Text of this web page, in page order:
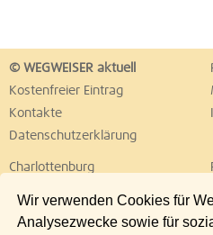
Wir verwenden Cookies für
Analysezwecke sowie für
© WEGWEISER aktuell
Kostenfreier Eintrag
Kontakte
Datenschutzerklärung
Charlottenburg